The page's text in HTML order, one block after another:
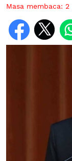
Masa membaca: 2